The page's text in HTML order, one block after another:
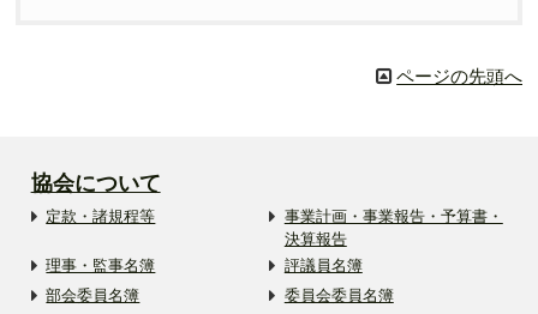
ページの先頭へ
協会について
定款・諸規程等
事業計画・事業報告・予算書・
決算報告
理事・監事名簿
評議員名簿
部会委員名簿
委員会委員名簿